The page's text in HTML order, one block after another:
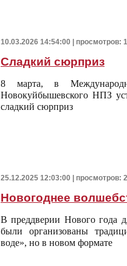
10.03.2026 14:54:00 | просмотров:
Сладкий сюрприз
8 марта, в
Новокуйбышевского НПЗ
сладкий сюрприз
25.12.2025 12:03:00 | просмотров:
Новогоднее
В преддверии Нового года
были организованы
воде», но в новом формате